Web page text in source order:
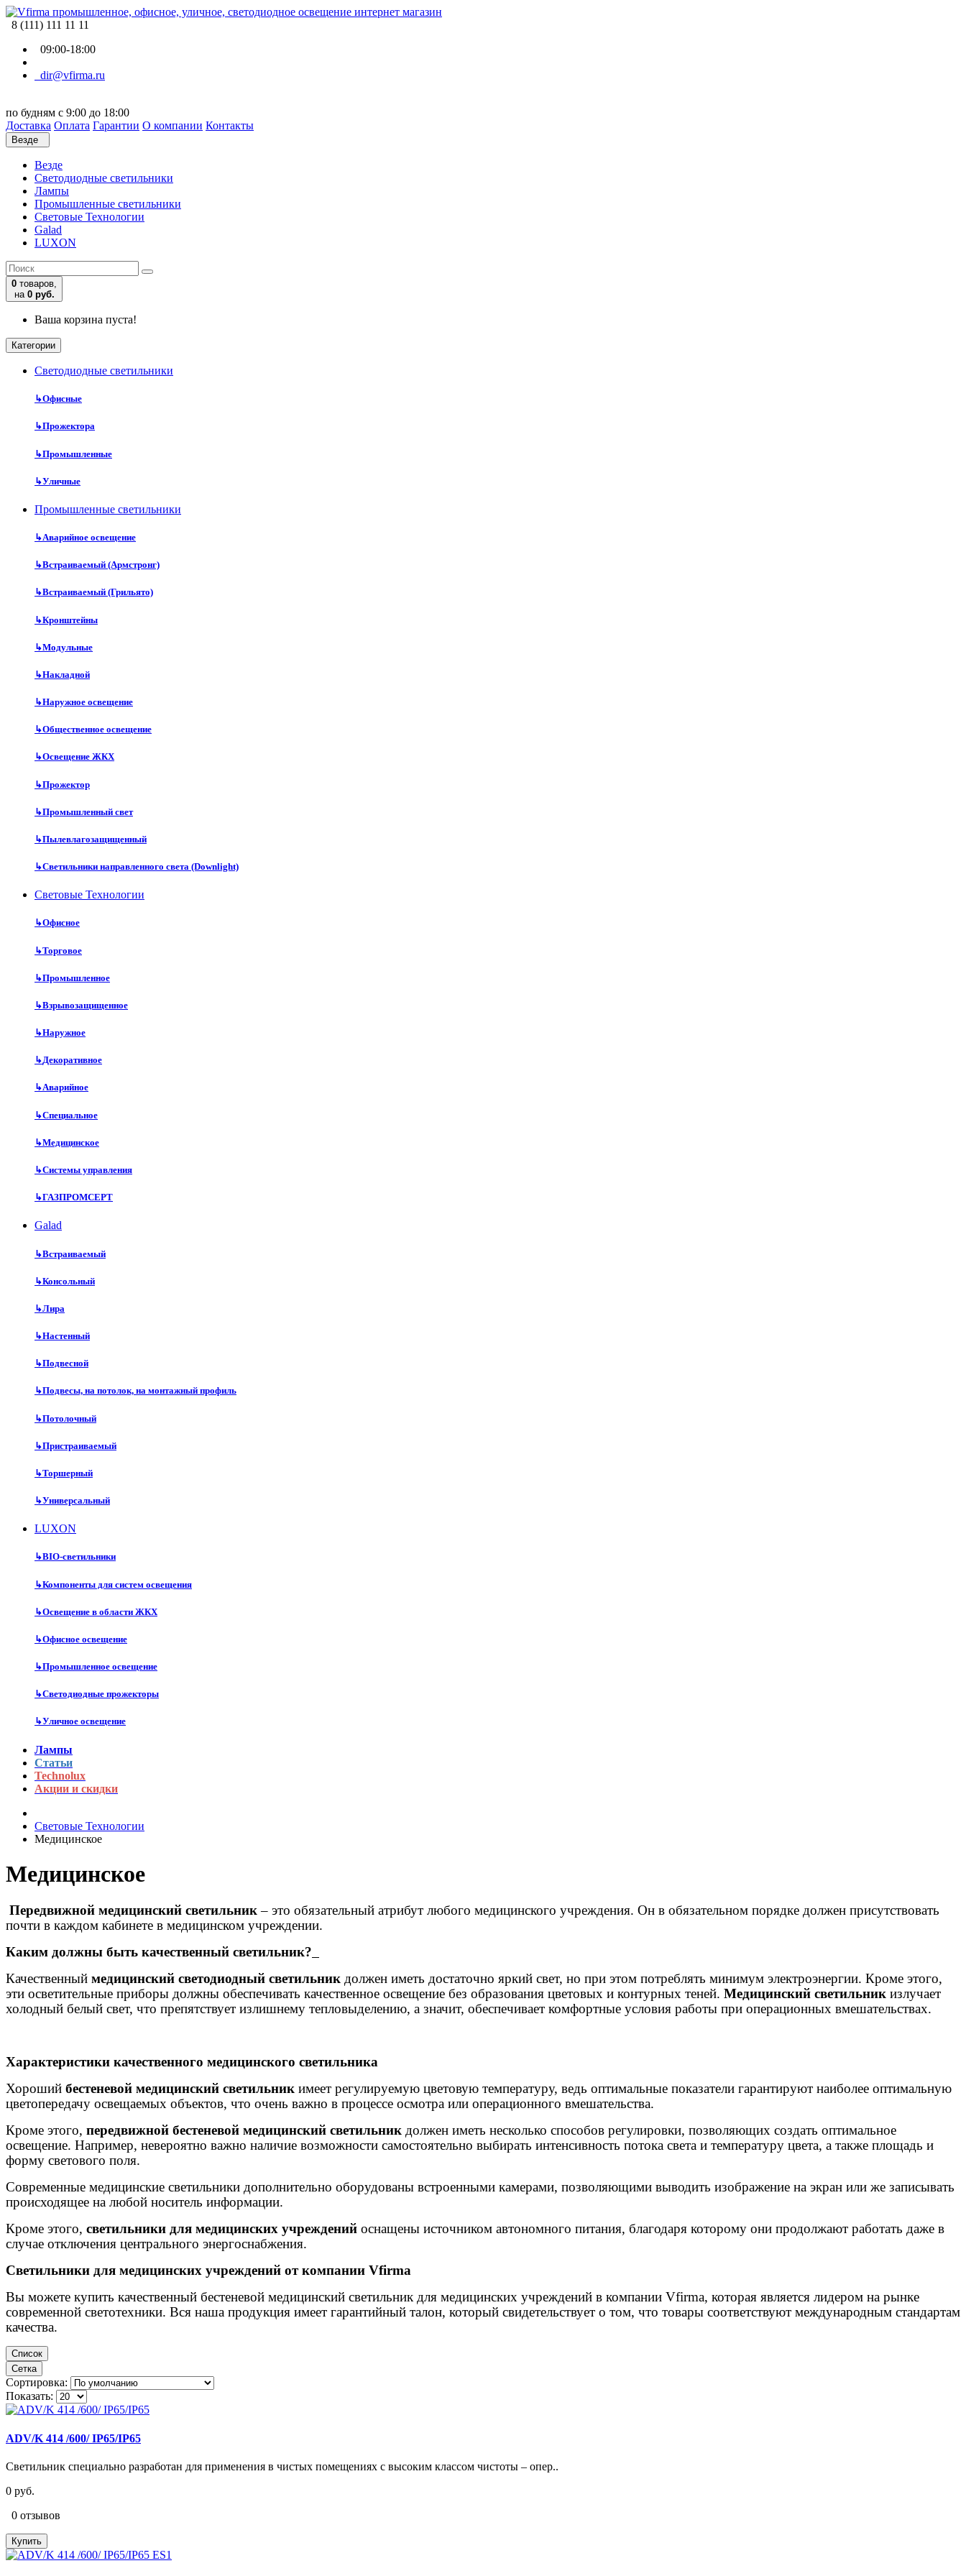
8 (111) 111 11 11
09:00-18:00
dir@vfirma.ru
по будням с 9:00 до 18:00
Доставка Оплата Гарантии О компании Контакты
Везде
Везде
Cветодиодные светильники
Лампы
Промышленные светильники
Световые Технологии
Galad
LUXON
0 товаров,
на 0 руб.
Ваша корзина пуста!
Категории
Cветодиодные светильники
↳Офисные
↳Прожектора
↳Промышленные
↳Уличные
Промышленные светильники
↳Аварийное освещение
↳Встраиваемый (Армстронг)
↳Встраиваемый (Грильято)
↳Кронштейны
↳Модульные
↳Накладной
↳Наружное освещение
↳Общественное освещение
↳Освещение ЖКХ
↳Прожектор
↳Промышленный свет
↳Пылевлагозащищенный
↳Светильники направленного света (Downlight)
Световые Технологии
↳Офисное
↳Торговое
↳Промышленное
↳Взрывозащищенное
↳Наружное
↳Декоративное
↳Аварийное
↳Специальное
↳Медицинское
↳Системы управления
↳ГАЗПРОМСЕРТ
Galad
↳Встраиваемый
↳Консольный
↳Лира
↳Настенный
↳Подвесной
↳Подвесы, на потолок, на монтажный профиль
↳Потолочный
↳Пристраиваемый
↳Торшерный
↳Универсальный
LUXON
↳BIO-светильники
↳Компоненты для систем освещения
↳Освещение в области ЖКХ
↳Офисное освещение
↳Промышленное освещение
↳Светодиодные прожекторы
↳Уличное освещение
Лампы
Статьи
Technolux
Акции и скидки
Световые Технологии
Медицинское
Медицинское
Передвижной медицинский светильник– это обязательный атрибут любого медицинского учреждения. Он в обязательном порядке должен присутствовать
почти в каждом кабинете в медицинском учреждении.
Каким должны быть качественный светильник?
Качественный медицинский светодиодный светильник должен иметь достаточно яркий свет, но при этом потреблять минимум электроэнергии. Кроме этого,
эти осветительные приборы должны обеспечивать качественное освещение без образования цветовых и контурных теней. Медицинский светильник излучает
холодный белый свет, что препятствует излишнему тепловыделению, а значит, обеспечивает комфортные условия работы при операционных вмешательствах.
Характеристики качественного медицинского светильника
Хороший бестеневой медицинский светильник имеет регулируемую цветовую температуру, ведь оптимальные показатели гарантируют наиболее оптимальную
цветопередачу освещаемых объектов, что очень важно в процессе осмотра или операционного вмешательства.
Кроме этого, передвижной бестеневой медицинский светильник должен иметь несколько способов регулировки, позволяющих создать оптимальное
освещение. Например, невероятно важно наличие возможности самостоятельно выбирать интенсивность потока света и температуру цвета, а также площадь и
форму светового поля.
Современные медицинские светильники дополнительно оборудованы встроенными камерами, позволяющими выводить изображение на экран или же записывать
происходящее на любой носитель информации.
Кроме этого, светильники для медицинских учреждений оснащены источником автономного питания, благодаря которому они продолжают работать даже в
случае отключения центрального энергоснабжения.
Светильники для медицинских учреждений от компании Vfirma
Вы можете купить качественный бестеневой медицинский светильник для медицинских учреждений в компании Vfirma, которая является лидером на рынке
современной светотехники. Вся наша продукция имеет гарантийный талон, который свидетельствует о том, что товары соответствуют международным стандартам
качества.
Список
Сетка
Сортировка:
Показать:
ADV/K 414 /600/ IP65/IP65
Светильник специально разработан для применения в чистых помещениях с высоким классом чистоты – опер..
0 руб.
0 отзывов
Купить